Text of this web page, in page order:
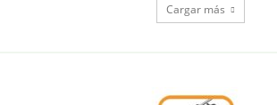
Cargar más